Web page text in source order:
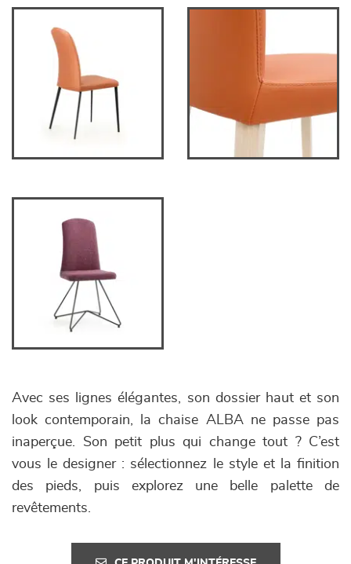
Avec ses lignes élégantes, son dossier haut et son
look contemporain, la chaise ALBA ne passe pas
inaperçue. Son petit plus qui change tout ? C’est
vous le designer : sélectionnez le style et la finition
des pieds, puis explorez une belle palette de
revêtements.